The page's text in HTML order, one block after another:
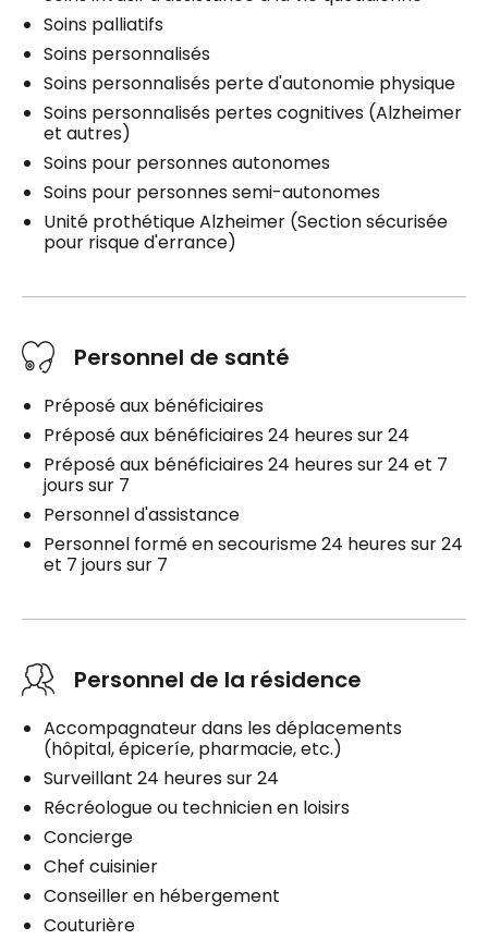
Soins palliatifs
Soins personnalisés
Soins personnalisés perte d'autonomie physique
Soins personnalisés pertes cognitives (Alzheimer
et autres)
Soins pour personnes autonomes
Soins pour personnes semi-autonomes
Unité prothétique Alzheimer (Section sécurisée
pour risque d'errance)
Personnel de santé
Préposé aux bénéficiaires
Préposé aux bénéficiaires 24 heures sur 24
Préposé aux bénéficiaires 24 heures sur 24 et 7
jours sur 7
Personnel d'assistance
Personnel formé en secourisme 24 heures sur 24
et 7 jours sur 7
Personnel de la résidence
Accompagnateur dans les déplacements
(hôpital, épiceríe, pharmacie, etc.)
Surveillant 24 heures sur 24
Récréologue ou technicien en loisirs
Concierge
Chef cuisinier
Conseiller en hébergement
Couturière